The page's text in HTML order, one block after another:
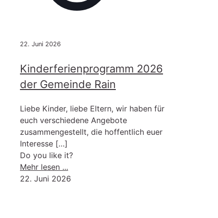
22. Juni 2026
Kinderferienprogramm 2026
der Gemeinde Rain
Liebe Kinder, liebe Eltern, wir haben für
euch verschiedene Angebote
zusammengestellt, die hoffentlich euer
Interesse […]
Do you like it?
Mehr lesen ...
Kinderferienprogramm
22. Juni 2026